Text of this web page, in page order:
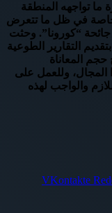
تواجهه المنطقة
خاصة في ظل ما تتعرض
“كورونا”. وحثت
التقارير الطوعية
حجم المعاناة
المجال، وللعمل على
والواجب لهذه